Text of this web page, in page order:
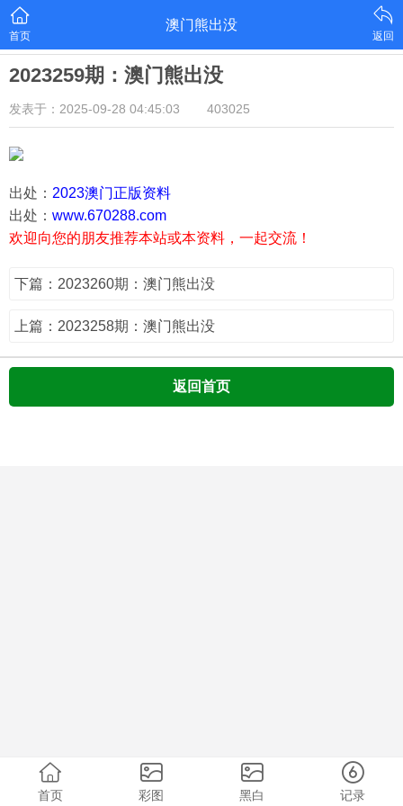
首页
澳门熊出没
返回
2023259期：澳门熊出没
发表于：2025-09-28 04:45:03 403025
出处： 2023澳门正版资料
出处： www.670288.com
欢迎向您的朋友推荐本站或本资料，一起交流！
下篇：2023260期：澳门熊出没
上篇：2023258期：澳门熊出没
返回首页
首页 彩图 黑白 记录